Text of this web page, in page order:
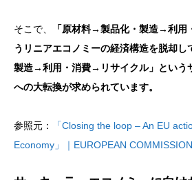
そこで、
「原材料→製品化・製造→利
うリニアエコノミーの経済構造を脱却
製造→利用・消費→リサイクル」という
への大転換が求められています。
参照元：
「Closing the loop – An EU
Economy」｜EUROPEAN COMMISSION